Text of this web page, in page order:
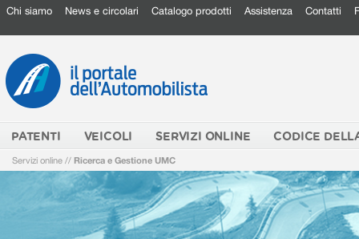
Chi siamo News e circolari Catalogo prodotti Assistenza Contatti
PATENTI VEICOLI SERVIZI ONLINE CODICE
Servizi online // Ricerca e Gestione UMC